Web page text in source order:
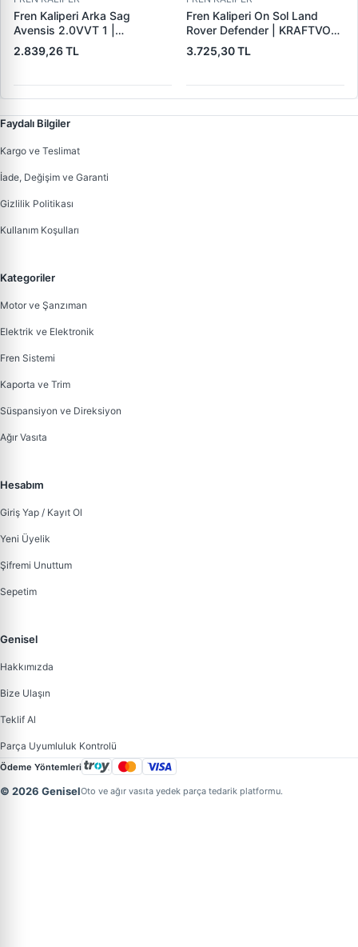
Fren Kaliperi Arka Sag
Avensis 2.0VVT 1 |
KRAFTVOLL 07180036 |
OEM 4783005030
2.839,26 TL
Fren Kaliperi On Sol Land
Rover Defender | KRAFTVOLL
07180039 | OEM RTC 5573
3.725,30 TL
Faydalı Bilgiler
Kargo ve Teslimat
İade, Değişim ve Garanti
Gizlilik Politikası
Kullanım Koşulları
Kategoriler
Motor ve Şanzıman
Elektrik ve Elektronik
Fren Sistemi
Kaporta ve Trim
Süspansiyon ve Direksiyon
Ağır Vasıta
Hesabım
Giriş Yap / Kayıt Ol
Yeni Üyelik
Şifremi Unuttum
Sepetim
Genisel
Hakkımızda
Bize Ulaşın
Teklif Al
Parça Uyumluluk Kontrolü
Ödeme Yöntemleri
© 2026 GeniselOto ve ağır vasıta yedek parça tedarik platformu.